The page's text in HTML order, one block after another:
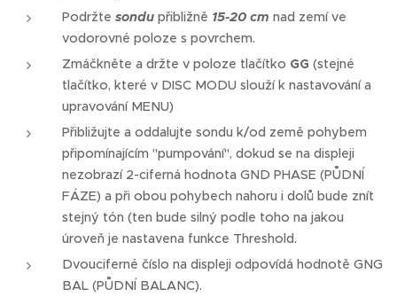
Podržte sondu přibližně 15-20 cm nad zemí ve
vodorovné poloze s povrchem.
Zmáčkněte a držte v poloze tlačítko GG (stejné
tlačítko, které v DISC MODU slouží k nastavování a
upravování MENU)
Přibližujte a oddalujte sondu k/od země pohybem
připomínajícím "pumpování", dokud se na displeji
nezobrazí 2-ciferná hodnota GND PHASE (PŮDNÍ
FÁZE) a při obou pohybech nahoru i dolů bude znít
stejný tón (ten bude silný podle toho na jakou
úroveň je nastavena funkce Threshold.
Dvouciferné číslo na displeji odpovídá hodnotě GNG
BAL (PŮDNÍ BALANC).